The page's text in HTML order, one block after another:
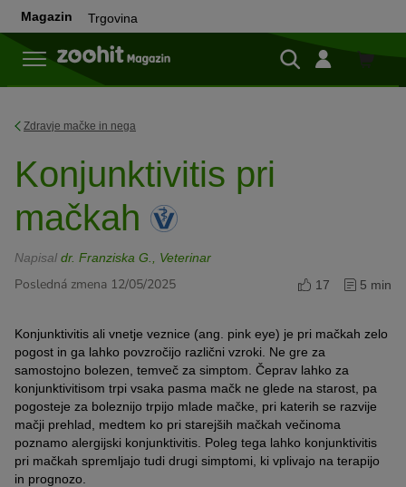
Magazin Trgovina
Zdravje mačke in nega
Konjunktivitis pri
mačkah
Napisal dr. Franziska G., Veterinar
Posledná zmena 12/05/2025 17 5 min
Konjunktivitis ali vnetje veznice (ang. pink eye) je pri mačkah zelo
pogost in ga lahko povzročijo različni vzroki. Ne gre za
samostojno bolezen, temveč za simptom. Čeprav lahko za
konjunktivitisom trpi vsaka pasma mačk ne glede na starost, pa
pogosteje za boleznijo trpijo mlade mačke, pri katerih se razvije
mačji prehlad, medtem ko pri starejših mačkah večinoma
poznamo alergijski konjunktivitis. Poleg tega lahko konjunktivitis
pri mačkah spremljajo tudi drugi simptomi, ki vplivajo na terapijo
in prognozo.